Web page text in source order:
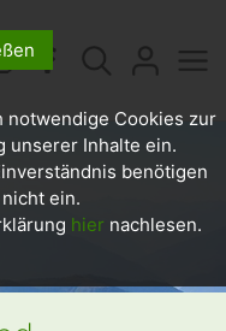
notwendige Cookies zur
unserer Inhalte ein.
benötigen
ein.
hier nachlesen.